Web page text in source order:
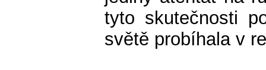
tyto skutečnosti
světě probíhala v